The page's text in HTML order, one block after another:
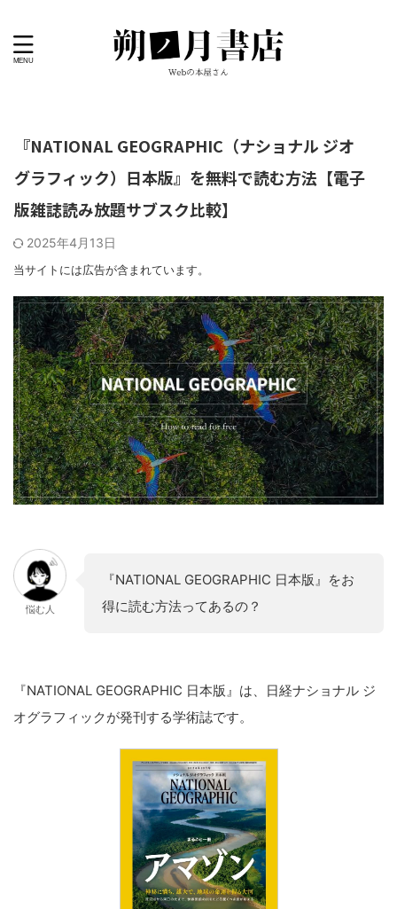
『NATIONAL GEOGRAPHIC（ナショナル ジオ
グラフィック）日本版』を無料で読む方法【電子
版雑誌読み放題サブスク比較】
2025年4月13日
当サイトには広告が含まれています。
悩む人
『NATIONAL GEOGRAPHIC 日本版』をお
得に読む方法ってあるの？
『NATIONAL GEOGRAPHIC 日本版』は、日経ナショナル ジ
オグラフィックが発刊する学術誌です。